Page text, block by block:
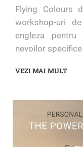
Flying Colours
workshop-uri
engleza
nevoilor
VEZI MAI MULT